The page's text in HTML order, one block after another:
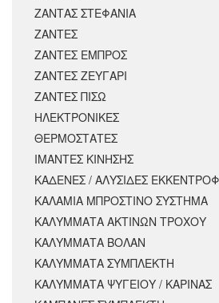
ΖΑΝΤΑΣ ΣΤΕΦΑΝΙΑ
ΖΑΝΤΕΣ
ΖΑΝΤΕΣ ΕΜΠΡΟΣ
ΖΑΝΤΕΣ ΖΕΥΓΑΡΙ
ΖΑΝΤΕΣ ΠΙΣΩ
ΗΛΕΚΤΡΟΝΙΚΕΣ
ΘΕΡΜΟΣΤΑΤΕΣ
ΙΜΑΝΤΕΣ ΚΙΝΗΣΗΣ
ΚΑΔΕΝΕΣ / ΑΛΥΣΙΔΕΣ
ΚΑΛΑΜΙΑ ΜΠΡΟΣΤΙΝΟ ΣΥΣΤΗΜΑ
ΚΑΛΥΜΜΑΤΑ ΑΚΤΙΝΩΝ ΤΡΟΧΟΥ
ΚΑΛΥΜΜΑΤΑ ΒΟΛΑΝ
ΚΑΛΥΜΜΑΤΑ ΣΥΜΠΛΕΚΤΗ
ΚΑΛΥΜΜΑΤΑ ΨΥΓΕΙΟΥ / ΚΑΡΙΝΑΣ